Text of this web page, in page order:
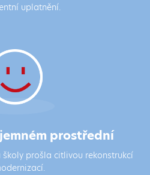
uplatnění.
prostřední
prošla citlivou rekonstrukcí